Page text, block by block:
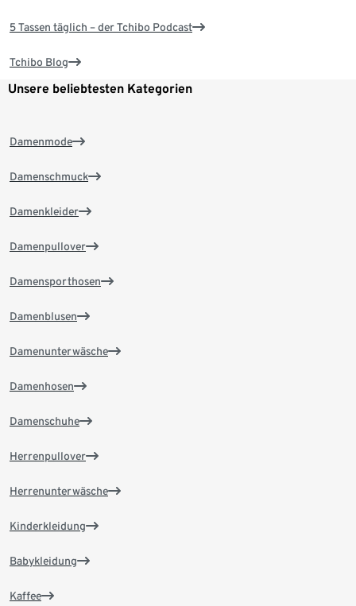
5 Tassen täglich – der Tchibo Podcast
Tchibo Blog
Unsere beliebtesten Kategorien
Damenmode
Damenschmuck
Damenkleider
Damenpullover
Damensporthosen
Damenblusen
Damenunterwäsche
Damenhosen
Damenschuhe
Herrenpullover
Herrenunterwäsche
Kinderkleidung
Babykleidung
Kaffee